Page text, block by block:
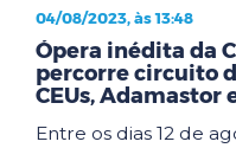
04/08/2023, às 13:48
Ópera inédita da
percorre circuito
CEUs, Adamastor
Entre os dias 12 de